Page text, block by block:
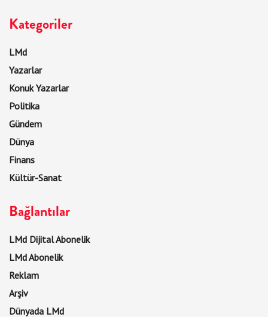
Kategoriler
LMd
Yazarlar
Konuk Yazarlar
Politika
Gündem
Dünya
Finans
Kültür-Sanat
Bağlantılar
LMd Dijital Abonelik
LMd Abonelik
Reklam
Arşiv
Dünyada LMd